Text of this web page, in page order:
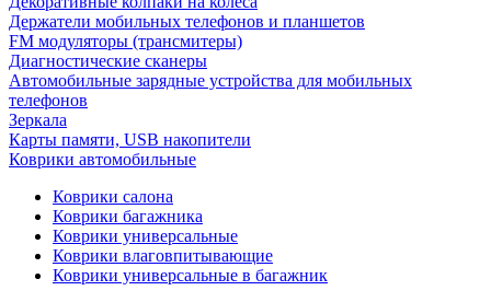
Держатели мобильных телефонов и планшетов
FM модуляторы (трансмитеры)
Диагностические сканеры
Автомобильные зарядные устройства для мобильных
телефонов
Зеркала
Карты памяти, USB накопители
Коврики автомобильные
Коврики салона
Коврики багажника
Коврики универсальные
Коврики влаговпитывающие
Коврики универсальные в багажник